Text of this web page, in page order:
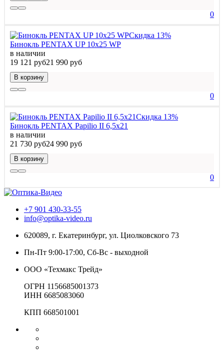
0
Скидка 13%
Бинокль PENTAX UP 10x25 WP
в наличии
19 121 руб21 990 руб
В корзину
0
Скидка 13%
Бинокль PENTAX Papilio II 6,5x21
в наличии
21 730 руб24 990 руб
В корзину
0
+7 901 430-33-55
info@optika-video.ru
620089, г. Екатеринбург, ул. Циолковского 73
Пн-Пт 9:00-17:00, Сб-Вс - выходной
ООО «Техмакс Трейд»
ОГРН 1156685001373
ИНН 6685083060
КПП 668501001